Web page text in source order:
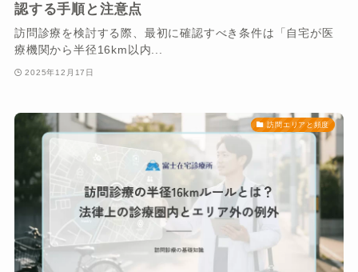
認する手順と注意点
訪問診療を検討する際、最初に確認すべき条件は「自宅が医
療機関から半径16km以内...
2025年12月17日
訪問エリアと頻度